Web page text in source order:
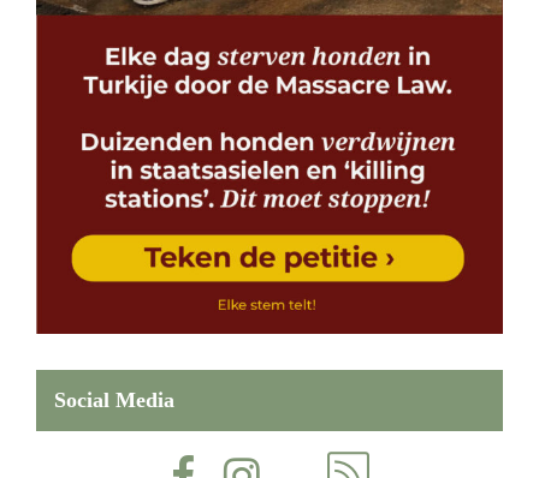
Social Media